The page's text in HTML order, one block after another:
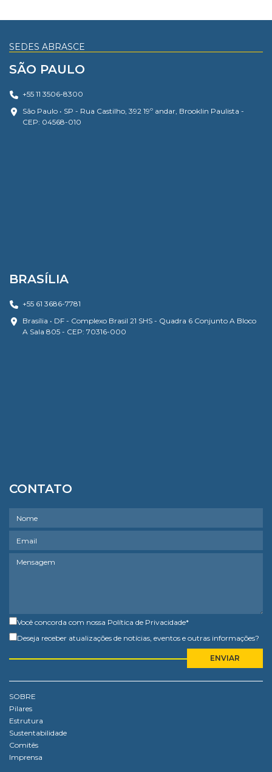
SEDES ABRASCE
SÃO PAULO
+55 11 3506-8300
São Paulo • SP - Rua Castilho, 392 19º andar, Brooklin Paulista -
CEP: 04568-010
BRASÍLIA
+55 61 3686-7781
Brasília • DF - Complexo Brasil 21 SHS - Quadra 6 Conjunto A Bloco
A Sala 805 - CEP: 70316-000
CONTATO
Você concorda com nossa Política de Privacidade*
Deseja receber atualizações de notícias, eventos e outras informações?
SOBRE
Pilares
Estrutura
Sustentabilidade
Comitês
Imprensa